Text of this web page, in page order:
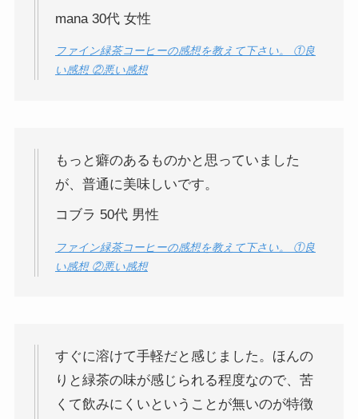
mana 30代 女性
ファイン緑茶コーヒーの感想を教えて下さい。 ①良
い感想 ②悪い感想
もっと癖のあるものかと思っていました
が、普通に美味しいです。
コブラ 50代 男性
ファイン緑茶コーヒーの感想を教えて下さい。 ①良
い感想 ②悪い感想
すぐに溶けて手軽だと感じました。ほんの
りと緑茶の味が感じられる程度なので、苦
くて飲みにくいということが無いのが特徴